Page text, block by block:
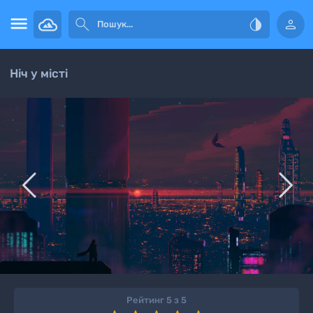
   
Ніч у місті
 
Рейтинг 5 з 5